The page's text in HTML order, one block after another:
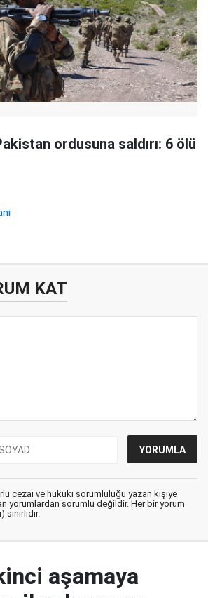
ordusuna saldırı: 6 ölü
KAT
cezai ve hukuki sorumluluğu yazan kişiye
yorumlardan sorumlu değildir. Her bir yorum
aşamaya